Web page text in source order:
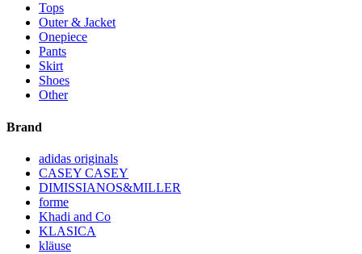
Tops
Outer & Jacket
Onepiece
Pants
Skirt
Shoes
Other
Brand
adidas originals
CASEY CASEY
DIMISSIANOS&MILLER
forme
Khadi and Co
KLASICA
kläuse